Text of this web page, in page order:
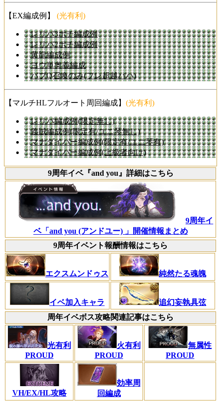
【EX編成例】 (光有利)
レリバ3ポチ編成例
レリバ2ポチ編成例
黄龍編成例
ヨウ単奥義編成
バブQ召喚のみ(フレ超越バハ)
【マルチHLフルオート周回編成】 (光有利)
レリバ編成例(限定無し)
義賊編成例(限定有/ユニ琴無し)
マナダイバー編成例(限定有/ユニ琴有)
マナダイバー編成例(上級者向け)
9周年イベ『and you』詳細はこちら
9周年イ
ベ「and you (アンドユー) 」開催情報まとめ
9周年イベント報酬情報はこちら
エクスムンドゥス 純然たる魂魄
イベ加入キャラ
追幻妄執具弦
周年イベボス攻略関連記事はこちら
光有利
PROUD
火有利
PROUD
無属性
PROUD
VH/EX/HL攻略
効率周
回編成